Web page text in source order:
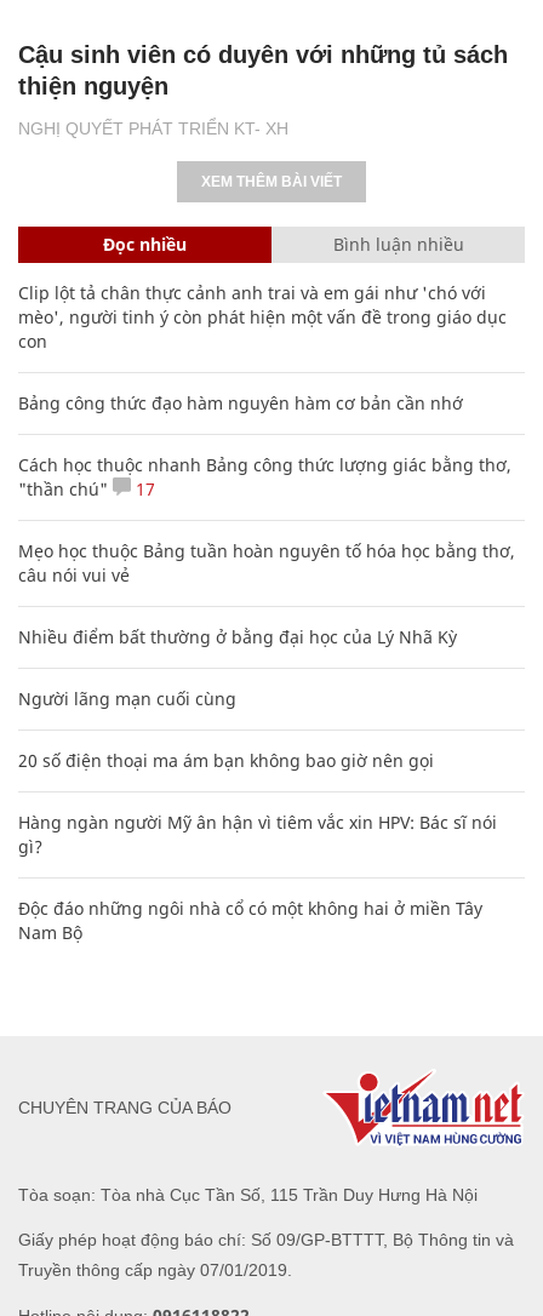
NGHỊ QUYẾT PHÁT TRIỂN KT- XH
Cậu sinh viên có duyên với những tủ sách
thiện nguyện
XEM THÊM BÀI VIẾT
Đọc nhiều Bình luận nhiều
Clip lột tả chân thực cảnh anh trai và em gái như 'chó với
mèo', người tinh ý còn phát hiện một vấn đề trong giáo dục
con
Bảng công thức đạo hàm nguyên hàm cơ bản cần nhớ
Cách học thuộc nhanh Bảng công thức lượng giác bằng thơ,
"thần chú"
17
Mẹo học thuộc Bảng tuần hoàn nguyên tố hóa học bằng thơ,
câu nói vui vẻ
Nhiều điểm bất thường ở bằng đại học của Lý Nhã Kỳ
Người lãng mạn cuối cùng
20 số điện thoại ma ám bạn không bao giờ nên gọi
Hàng ngàn người Mỹ ân hận vì tiêm vắc xin HPV: Bác sĩ nói
gì?
Độc đáo những ngôi nhà cổ có một không hai ở miền Tây
Nam Bộ
Tòa soạn: Tòa nhà Cục Tần Số, 115 Trần Duy Hưng Hà Nội
Giấy phép hoạt động báo chí: Số 09/GP-BTTTT, Bộ Thông tin và
Truyền thông cấp ngày 07/01/2019.
CHUYÊN TRANG CỦA BÁO